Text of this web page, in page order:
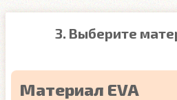
3. Выберите
Материал EVA